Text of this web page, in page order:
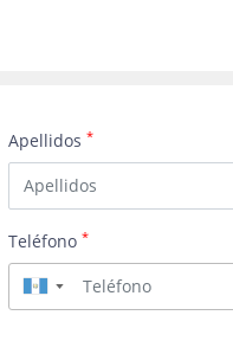
Apellidos*
Teléfono*
▼